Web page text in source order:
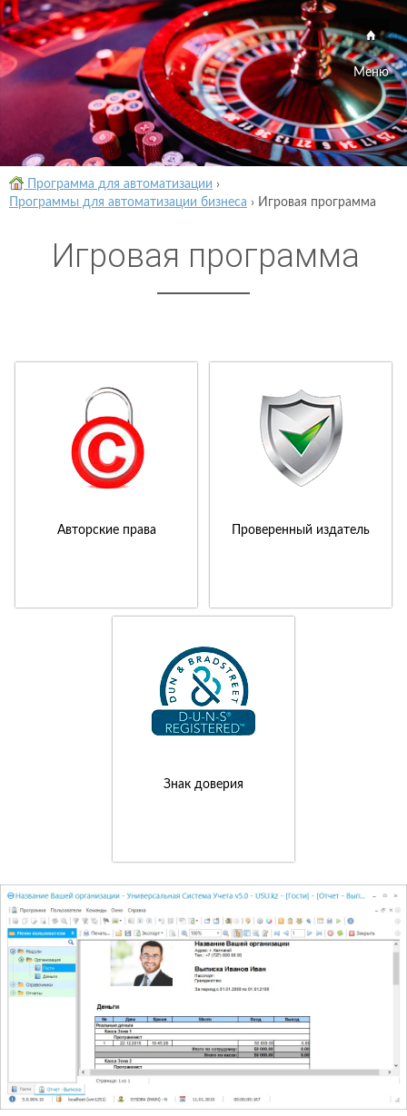
Меню
Программа для автоматизации ›
Программы для автоматизации бизнеса › Игровая программа
Игровая программа
Авторские права Проверенный издатель
Знак доверия